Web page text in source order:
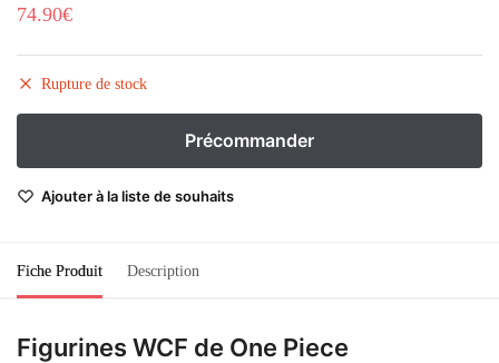
74.90€
Rupture de stock
Ajouter à la liste de souhaits
Fiche Produit Description
Figurines WCF de One Piece